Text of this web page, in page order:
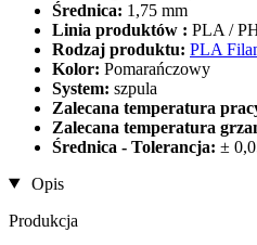
Średnica: 1,75 mm
Linia produktów : PLA /
Rodzaj produktu: PLA
Kolor: Pomarańczowy
System: szpula
Zalecana temperatura
Zalecana temperatura
Średnica - Tolerancja: ±
Opis
Produkcja